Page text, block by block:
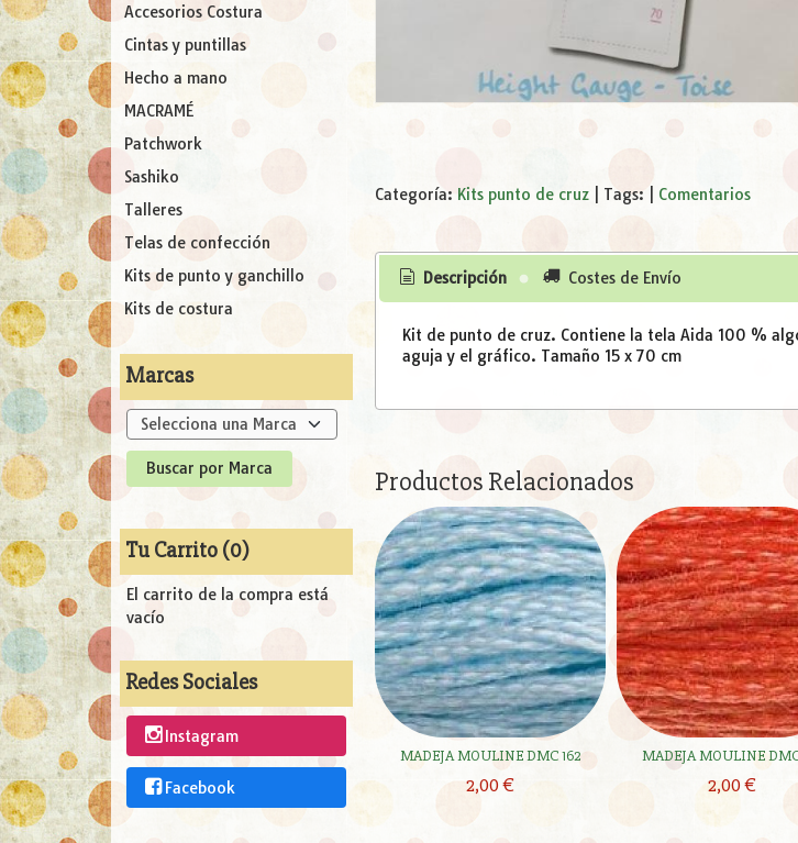
Accesorios Costura
Cintas y puntillas
Hecho a mano
MACRAMÉ
Patchwork
Sashiko
Talleres
Telas de confección
Kits de punto y ganchillo
Kits de costura
Marcas
Tu Carrito (0)
El carrito de la compra está
vacío
Redes Sociales
Instagram
Facebook
Categoría: Kits punto de cruz| Tags: Comentarios
Descripción Costes de Envío
Kit de punto de cruz. Contiene la tela Aida 100 %
aguja y el gráfico. Tamaño 15 x 70 cm
Productos Relacionados
MADEJA MOULINE DMC 162
2,00 €
MADEJA MOULINE
2,00 €